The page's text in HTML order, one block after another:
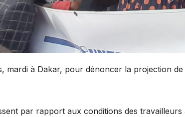
mardi à Dakar, pour dénoncer la projection
par rapport aux conditions des